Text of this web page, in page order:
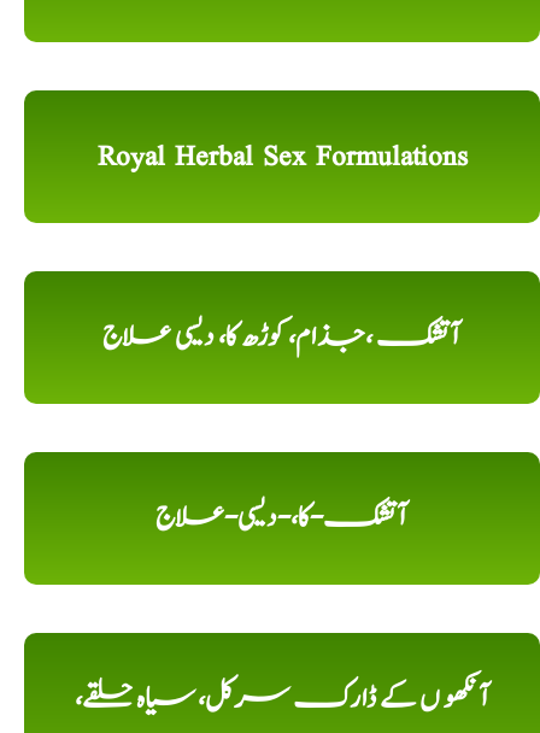
Royal Herbal Sex Formulations
آتشک ،جذام، کوڑھ کا، دیسی علاج
آتشک-کا،-دیسی-علاج
آنکھو ں کے ڈارک سرکل، سیاہ حلقے،